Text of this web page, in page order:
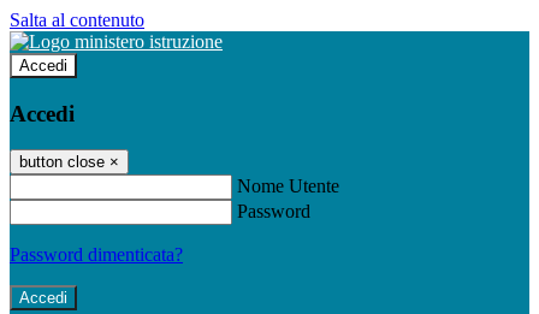
Salta al contenuto
Accedi
Accedi
button close ×
Nome Utente
Password
Password dimenticata?